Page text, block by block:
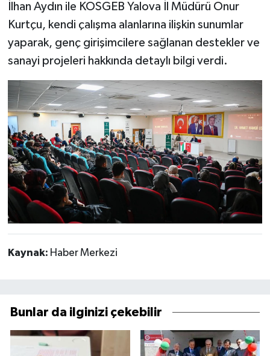
İlhan Aydın ile KOSGEB Yalova İl Müdürü Onur
Kurtçu, kendi çalışma alanlarına ilişkin sunumlar
yaparak, genç girişimcilere sağlanan destekler ve
sanayi projeleri hakkında detaylı bilgi verdi.
Kaynak: Haber Merkezi
Bunlar da ilginizi çekebilir